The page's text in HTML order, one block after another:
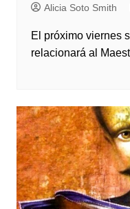
Alicia Soto Smith
El próximo viernes
relacionará al